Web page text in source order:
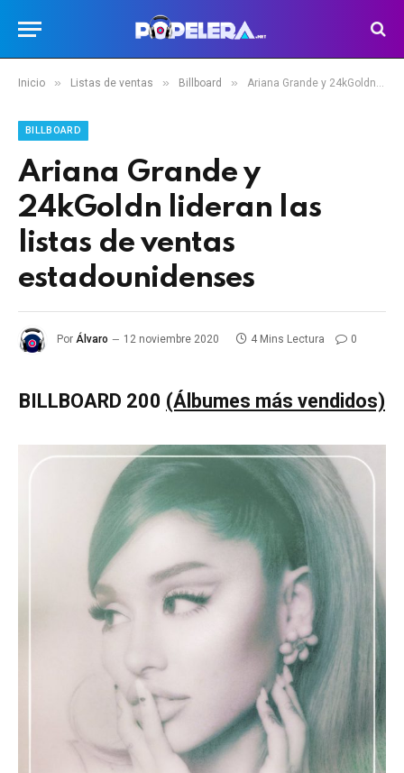
Inicio » Listas de ventas » Billboard » Ariana Grande y 24kGoldn lideran las listas de ventas estadounidenses
BILLBOARD
Ariana Grande y
24kGoldn lideran las
listas de ventas
estadounidenses
Por Álvaro 12 noviembre 2020 4 Mins Lectura 0
BILLBOARD 200 (Álbumes más vendidos)